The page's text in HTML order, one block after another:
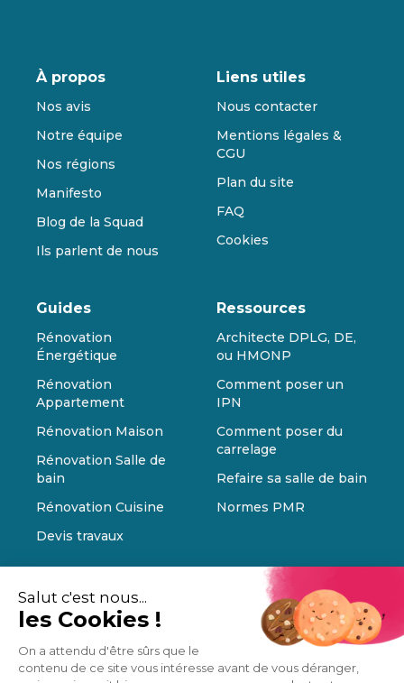
Salut c'est nous...
les Cookies !
On a attendu d'être sûrs que le
contenu de ce site vous intéresse avant de vous déranger,
À propos
Nos avis
Notre équipe
Nos régions
Manifesto
Blog de la Squad
Ils parlent de nous
Liens utiles
Nous contacter
Mentions légales &
CGU
Plan du site
FAQ
Cookies
Guides
Rénovation
Énergétique
Rénovation
Appartement
Rénovation Maison
Rénovation Salle de
bain
Rénovation Cuisine
Devis travaux
Ressources
Architecte DPLG, DE,
ou HMONP
Comment poser un
IPN
Comment poser du
carrelage
Refaire sa salle de bain
Normes PMR